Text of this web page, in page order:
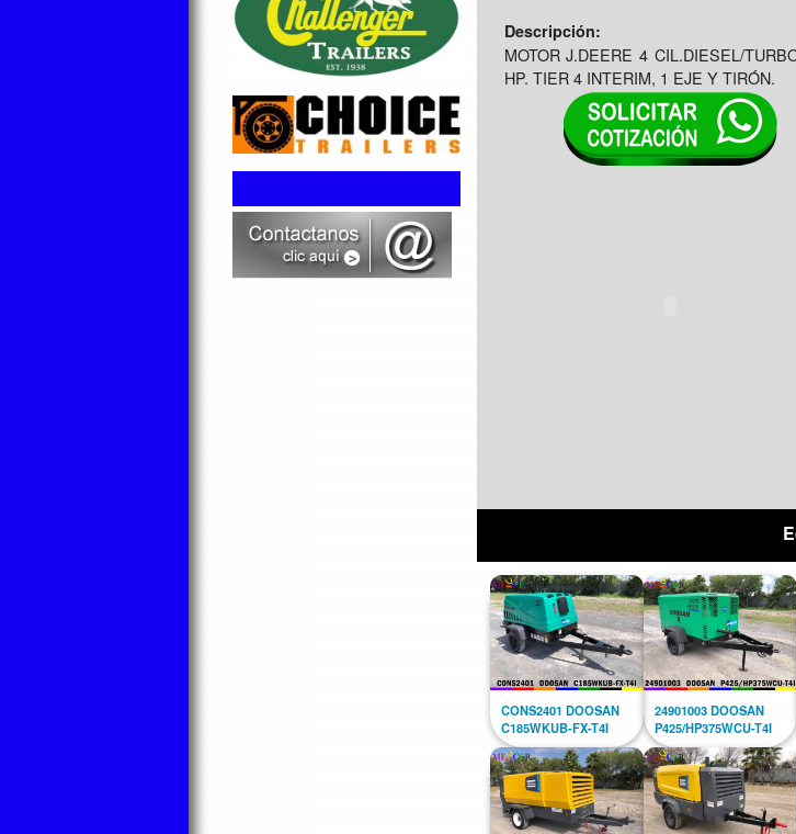
Descripción:
MOTOR J.DEERE 4 CIL.DIESEL/
HP. TIER 4 INTERIM, 1 EJE Y TIRÓN.
CONS2401 DOOSAN
C185WKUB-FX-T4I
24901003 DOOSAN
P425/HP375WCU-T4I